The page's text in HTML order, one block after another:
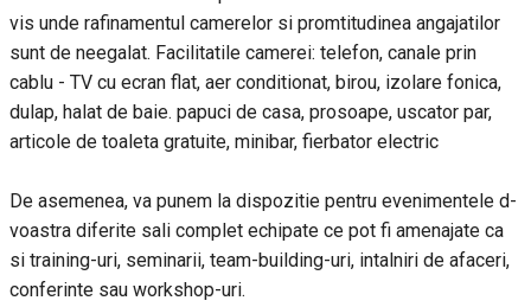
vis unde rafinamentul camerelor si promtitudinea angajatilor
sunt de neegalat. Facilitatile camerei: telefon, canale prin
cablu - TV cu ecran flat, aer conditionat, birou, izolare fonica,
dulap, halat de baie. papuci de casa, prosoape, uscator par,
articole de toaleta gratuite, minibar, fierbator electric
De asemenea, va punem la dispozitie pentru evenimentele d-
voastra diferite sali complet echipate ce pot fi amenajate ca
si training-uri, seminarii, team-building-uri, intalniri de afaceri,
conferinte sau workshop-uri.